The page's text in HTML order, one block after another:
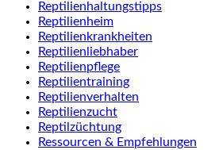
Reptilienhaltungstipps
Reptilienheim
Reptilienkrankheiten
Reptilienliebhaber
Reptilienpflege
Reptilientraining
Reptilienverhalten
Reptilienzucht
Reptilzüchtung
Ressourcen & Empfehlungen